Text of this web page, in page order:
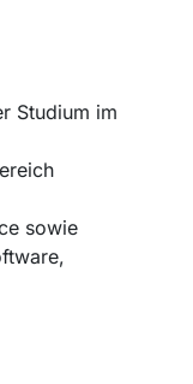
Studium im
sowie